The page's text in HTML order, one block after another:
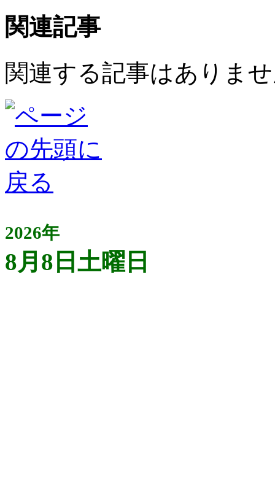
関連記事
関連する記事はありま
2026年
8月8日土曜日